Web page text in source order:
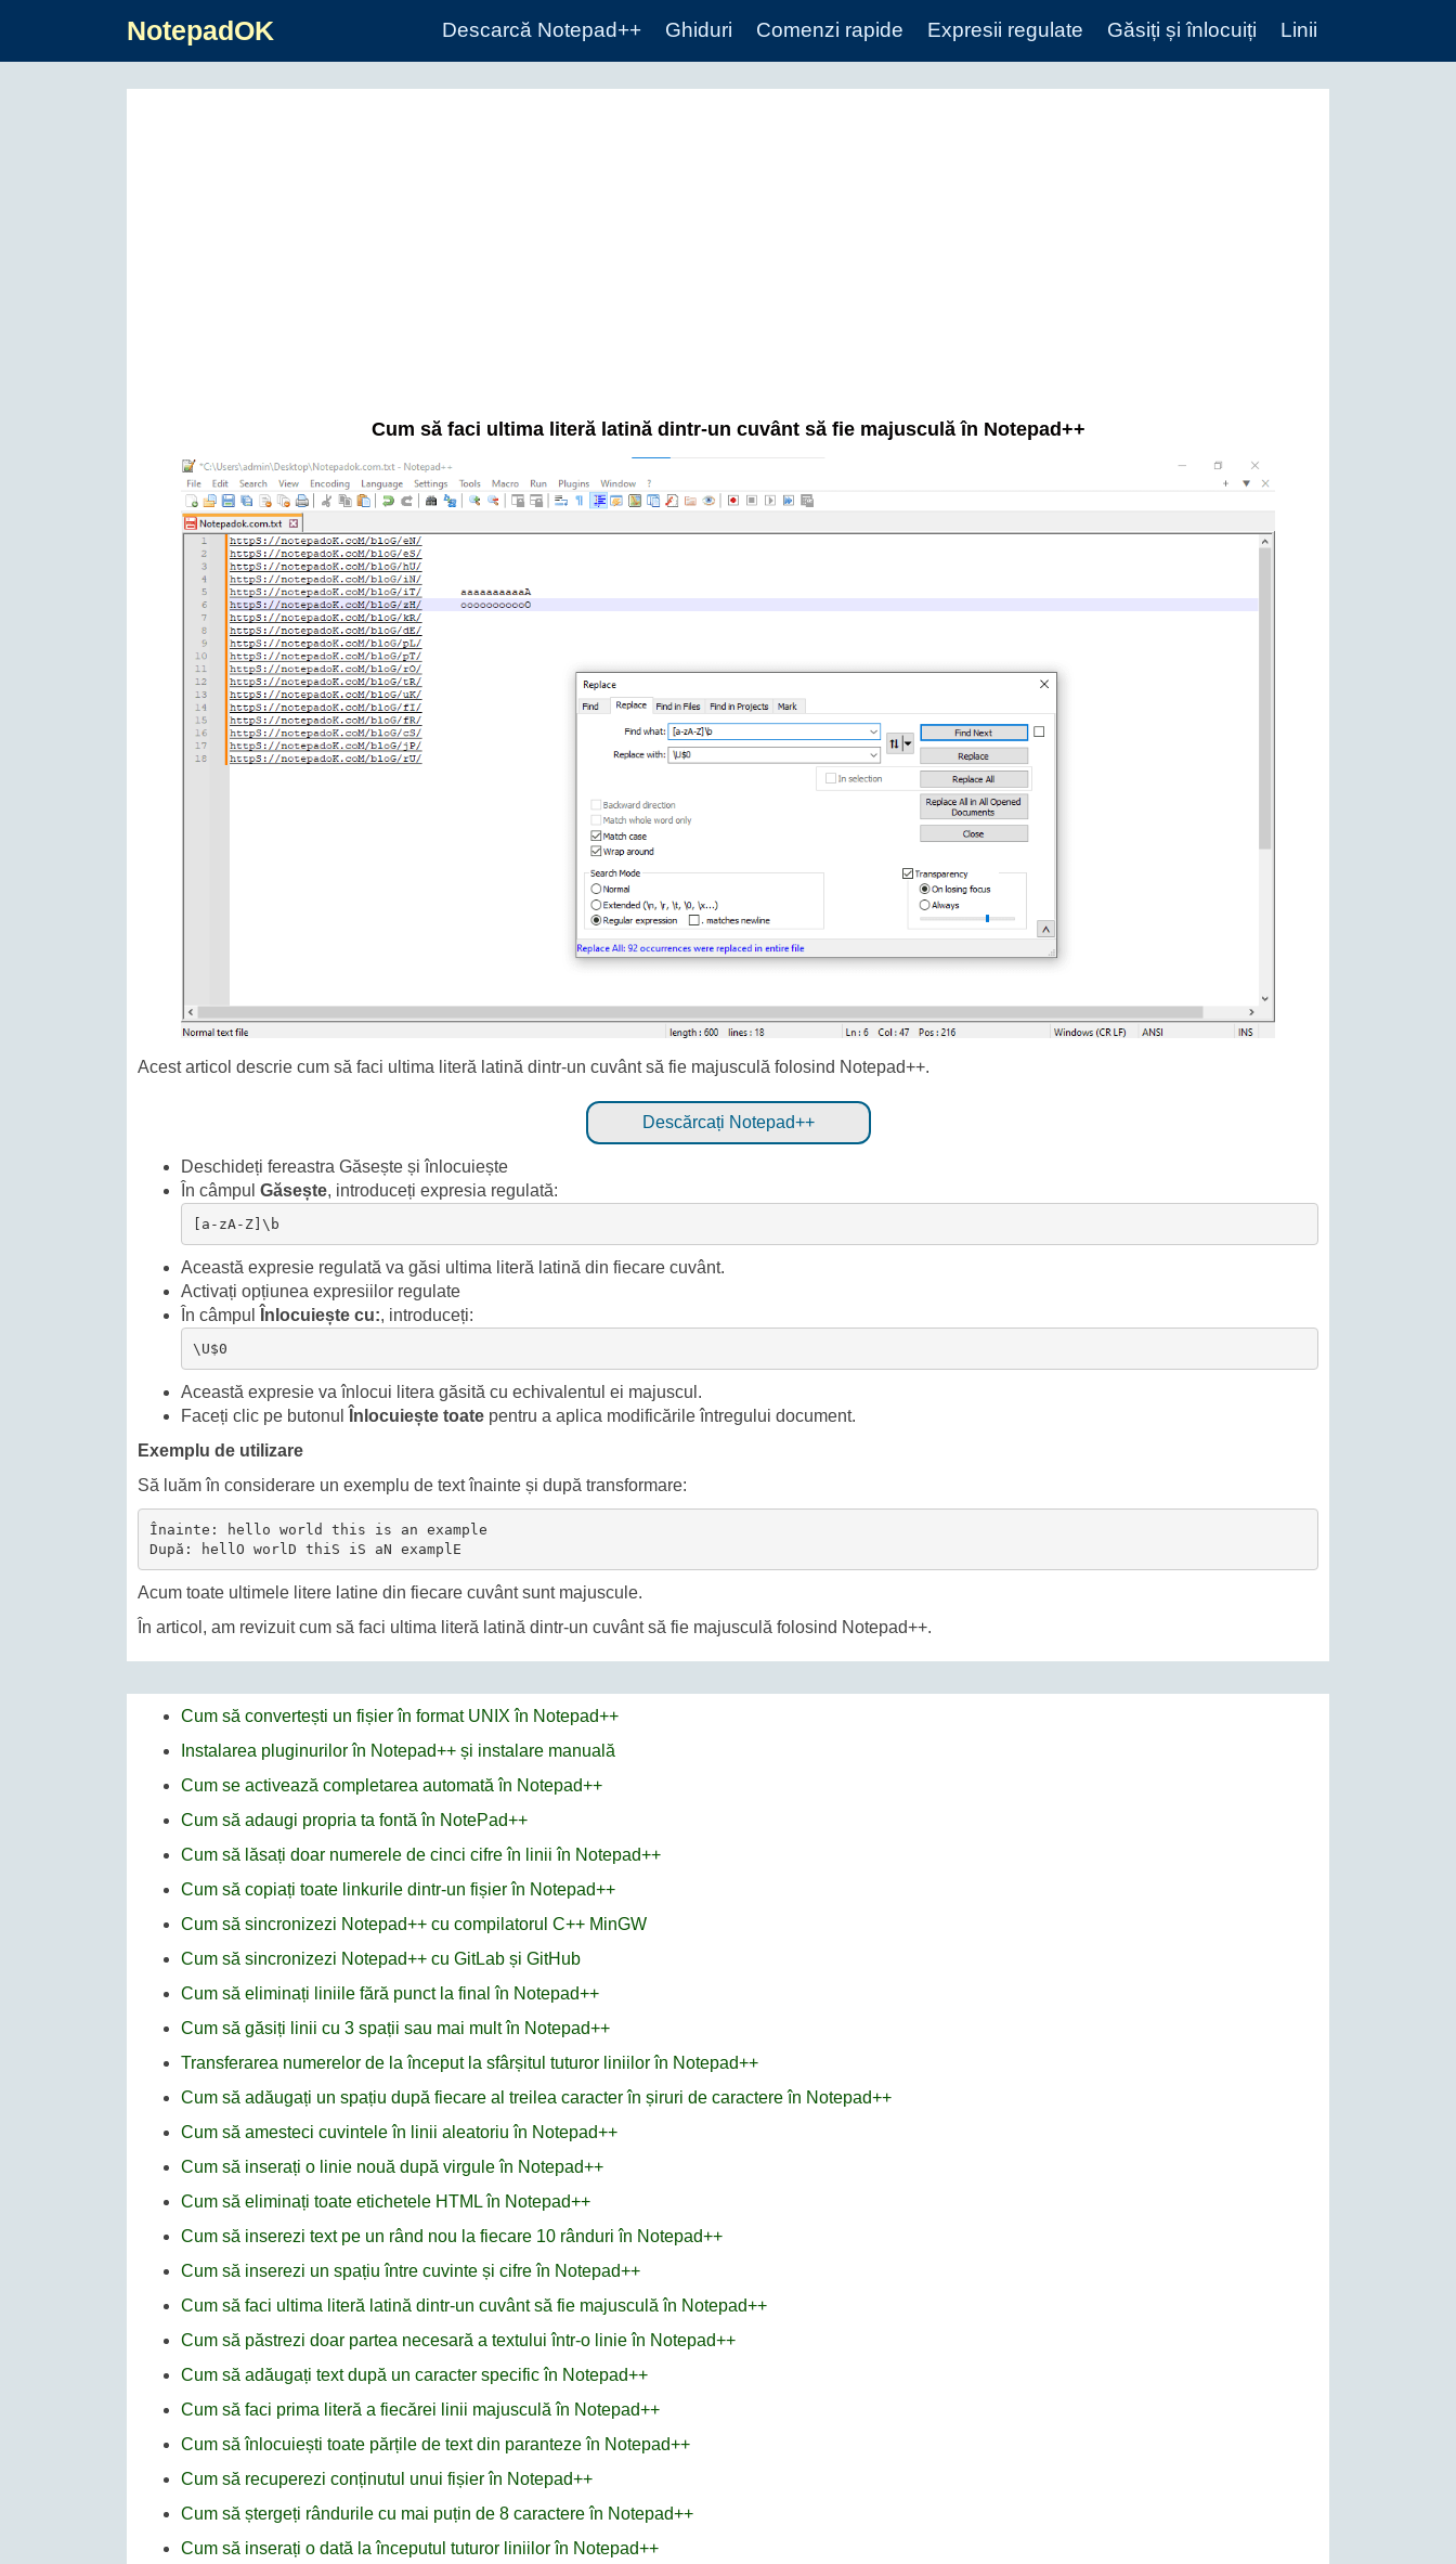
NotepadOK Descarcă Notepad++ Ghiduri Comenzi rapide Expresii regulate Găsiți și înlocuiți Linii
Cum să faci ultima literă latină dintr-un cuvânt să fie majusculă în Notepad++
Acest articol descrie cum să faci ultima literă latină dintr-un cuvânt să fie majusculă folosind Notepad++.
Descărcați Notepad++
Deschideți fereastra Găsește și înlocuiește
În câmpul Găsește, introduceți expresia regulată:
[a-zA-Z]\b
Această expresie regulată va găsi ultima literă latină din fiecare cuvânt.
Activați opțiunea expresiilor regulate
În câmpul
Înlocuiește cu:, introduceți:
\U$0
Această expresie va înlocui litera găsită cu echivalentul ei majuscul.
Faceți clic pe butonul
Înlocuiește toate pentru a aplica modificările întregului document.
Exemplu de utilizare
Să luăm în considerare un exemplu de text înainte și după transformare:
Înainte: hello world this is an example
Acum toate ultimele litere latine din fiecare cuvânt sunt majuscule.
În articol, am revizuit cum să faci ultima literă latină dintr-un cuvânt să fie majusculă folosind Notepad++.
Cum să convertești un fișier în format UNIX în Notepad++
Instalarea pluginurilor în Notepad++ și instalare manuală
Cum se activează completarea automată în Notepad++
Cum să adaugi propria ta fontă în NotePad++
Cum să lăsați doar numerele de cinci cifre în linii în Notepad++
Cum să copiați toate linkurile dintr-un fișier în Notepad++
Cum să sincronizezi Notepad++ cu compilatorul C++ MinGW
Cum să sincronizezi Notepad++ cu GitLab și GitHub
Cum să eliminați liniile fără punct la final în Notepad++
Cum să găsiți linii cu 3 spații sau mai mult în Notepad++
Transferarea numerelor de la început la sfârșitul tuturor liniilor în Notepad++
Cum să adăugați un spațiu după fiecare al treilea caracter în șiruri de caractere în Notepad++
Cum să amesteci cuvintele în linii aleatoriu în Notepad++
Cum să inserați o linie nouă după virgule în Notepad++
Cum să eliminați toate etichetele HTML în Notepad++
Cum să inserezi text pe un rând nou la fiecare 10 rânduri în Notepad++
Cum să inserezi un spațiu între cuvinte și cifre în Notepad++
Cum să faci ultima literă latină dintr-un cuvânt să fie majusculă în Notepad++
Cum să păstrezi doar partea necesară a textului într-o linie în Notepad++
Cum să adăugați text după un caracter specific în Notepad++
Cum să faci prima literă a fiecărei linii majusculă în Notepad++
Cum să înlocuiești toate părțile de text din paranteze în Notepad++
Cum să recuperezi conținutul unui fișier în Notepad++
Cum să ștergeți rândurile cu mai puțin de 8 caractere în Notepad++
Cum să inserați o dată la începutul tuturor liniilor în Notepad++